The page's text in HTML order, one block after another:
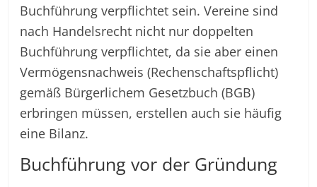
Buchführung verpflichtet sein. Vereine sind
nach Handelsrecht nicht nur doppelten
Buchführung verpflichtet, da sie aber einen
Vermögensnachweis (Rechenschaftspflicht)
gemäß Bürgerlichem Gesetzbuch (BGB)
erbringen müssen, erstellen auch sie häufig
eine Bilanz.
Buchführung vor der Gründung